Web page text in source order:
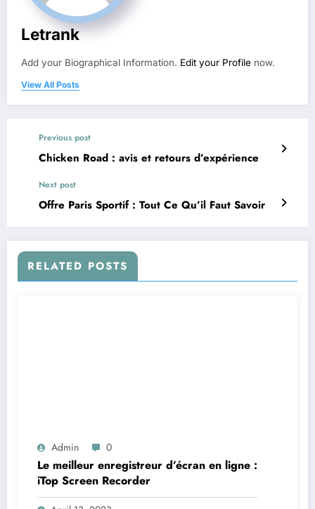
Letrank
Add your Biographical Information. Edit your Profile now.
View All Posts
Previous post
Chicken Road : avis et retours d’expérience
Next post
Offre Paris Sportif : Tout Ce Qu’il Faut Savoir
RELATED POSTS
Admin 0
Le meilleur enregistreur d’écran en ligne :
iTop Screen Recorder